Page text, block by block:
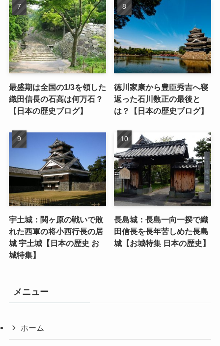
最盛期は全国の1/3を領した
織田信長の石高は何万石？
【日本の歴史ブログ】
徳川家康から豊臣秀吉へ寝
返った石川数正の最後と
は？【日本の歴史ブログ】
宇土城：関ヶ原の戦いで敗
れた西軍の将小西行長の居
城 宇土城【日本の歴史 お
城特集】
長島城：長島一向一揆で織
田信長を長年苦しめた長島
城【お城特集 日本の歴史】
メニュー
ホーム